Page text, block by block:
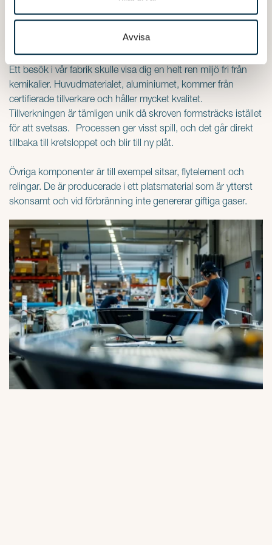
information som du har tillhandahållit eller som de har
samlat in när du har använt deras tjänster.
Avvisa
bråkdelar energi i förhållande till den jungfruliga produktionen.
LINDER PRODUKTION
Ett besök i vår fabrik skulle visa dig en helt ren miljö fri från
kemikalier. Huvudmaterialet, aluminiumet, kommer från
certifierade tillverkare och håller mycket kvalitet.
Tillverkningen är tämligen unik då skroven formsträcks istället
för att svetsas. Processen ger visst spill, och det går direkt
tillbaka till kretsloppet och blir till ny plåt.
Övriga komponenter är till exempel sitsar, flytelement och
relingar. De är producerade i ett platsmaterial som är ytterst
skonsamt och vid förbränning inte genererar giftiga gaser.